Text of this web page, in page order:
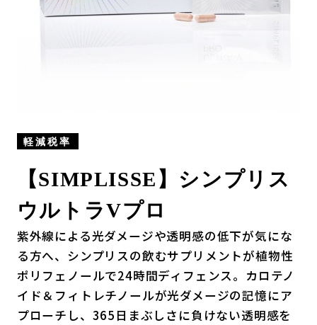
軽減税率
【SIMPLISSE】シンプリス
ウルトラVプロ
紫外線による光ダメージや透明感の低下が気にな
る方へ、シンプリスの飲むサプリメントが植物性
ポリフェノールで24時間ディフェンス。カロテノ
イド＆フィトレチノールが光ダメージの記憶にア
プローチし、365日まぶしさに負けない透明感を